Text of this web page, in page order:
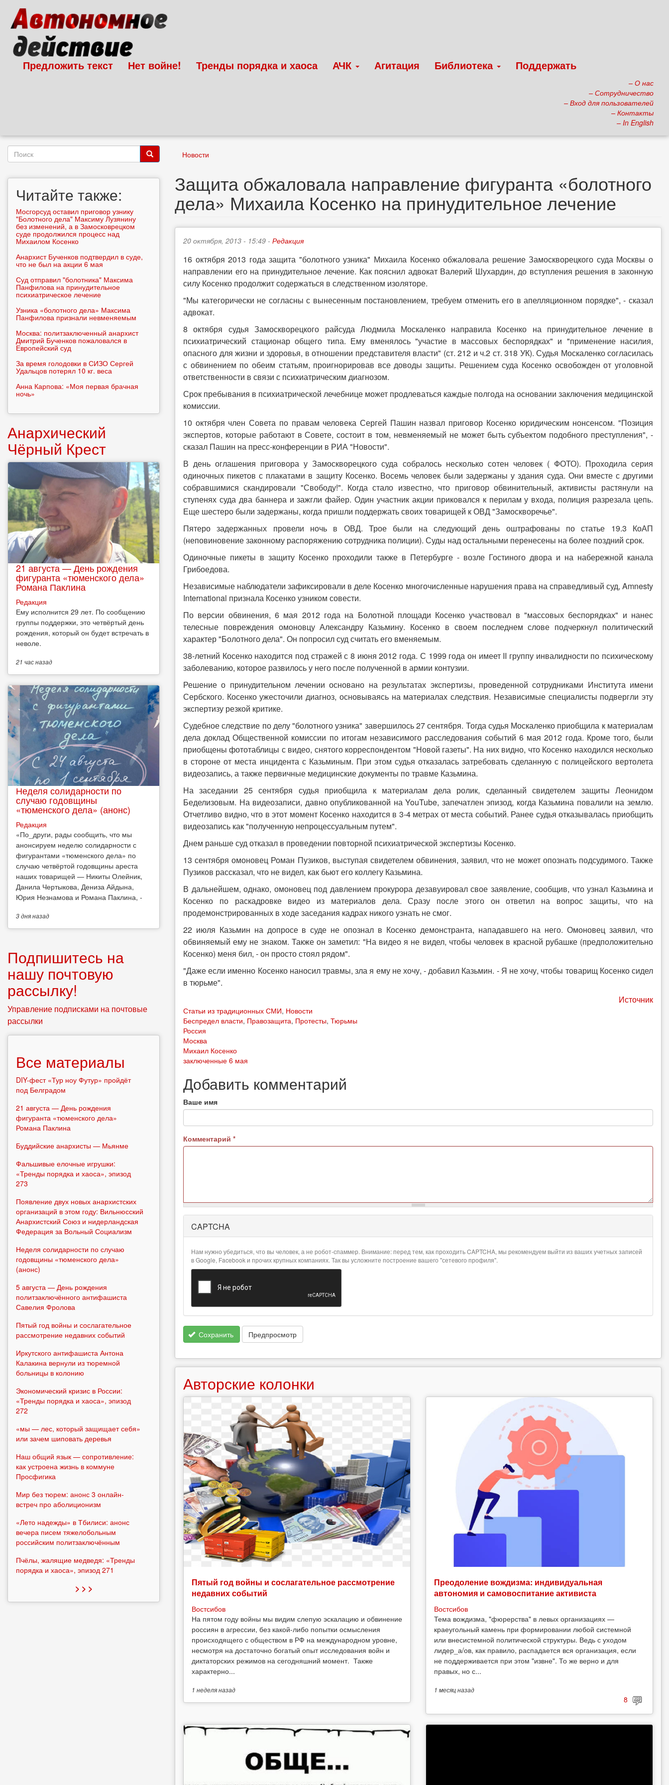
основному
содержанию
Предложить текст Нет войне! Тренды порядка и хаоса АЧК Агитация Библиотека Поддержать
– О нас
– Сотрудничество
– Вход для пользователей
– Контакты
– In English
Новости
Защита обжаловала направление фигуранта «болотного
дела» Михаила Косенко на принудительное лечение
20 октября, 2013 - 15:49 - Редакция
16 октября 2013 года защита "болотного узника" Михаила Косенко обжаловала решение Замоскворецкого суда Москвы о
направлении его на принудительное лечение. Как пояснил адвокат Валерий Шухардин, до вступления решения в законную
силу Косенко продолжит содержаться в следственном изоляторе.
"Мы категорически не согласны с вынесенным постановлением, требуем отменить его в апелляционном порядке", - сказал
адвокат.
8 октября судья Замоскворецкого райсуда Людмила Москаленко направила Косенко на принудительное лечение в
психиатрический стационар общего типа. Ему вменялось "участие в массовых беспорядках" и "применение насилия,
опасного для жизни и здоровья, в отношении представителя власти" (ст. 212 и ч.2 ст. 318 УК). Судья Москаленко согласилась
с обвинением по обеим статьям, проигнорировав все доводы защиты. Решением суда Косенко освобожден от уголовной
ответственности в связи с психиатрическим диагнозом.
Срок пребывания в психиатрической лечебнице может продлеваться каждые полгода на основании заключения медицинской
комиссии.
10 октября член Совета по правам человека Сергей Пашин назвал приговор Косенко юридическим нонсенсом. "Позиция
экспертов, которые работают в Совете, состоит в том, невменяемый не может быть субъектом подобного преступления", -
сказал Пашин на пресс-конференции в РИА "Новости".
В день оглашения приговора у Замоскворецкого суда собралось несколько сотен человек ( ФОТО). Проходила серия
одиночных пикетов с плакатами в защиту Косенко. Восемь человек были задержаны у здания суда. Они вместе с другими
собравшимися скандировали "Свободу!". Когда стало известно, что приговор обвинительный, активисты растянули на
ступенях суда два баннера и зажгли файер. Один участник акции приковался к перилам у входа, полиция разрезала цепь.
Еще шестеро были задержаны, когда пришли поддержать своих товарищей к ОВД "Замоскворечье".
Пятеро задержанных провели ночь в ОВД. Трое были на следующий день оштрафованы по статье 19.3 КоАП
(неповиновение законному распоряжению сотрудника полиции). Суды над остальными перенесены на более поздний срок.
Одиночные пикеты в защиту Косенко проходили также в Петербурге - возле Гостиного двора и на набережной канала
Грибоедова.
Независимые наблюдатели зафиксировали в деле Косенко многочисленные нарушения права на справедливый суд, Amnesty
International признала Косенко узником совести.
По версии обвинения, 6 мая 2012 года на Болотной площади Косенко участвовал в "массовых беспорядках" и нанес
телесные повреждения омоновцу Александру Казьмину. Косенко в своем последнем слове подчеркнул политический
характер "Болотного дела". Он попросил суд считать его вменяемым.
38-летний Косенко находится под стражей с 8 июня 2012 года. С 1999 года он имеет II группу инвалидности по психическому
заболеванию, которое развилось у него после полученной в армии контузии.
Решение о принудительном лечении основано на результатах экспертизы, проведенной сотрудниками Института имени
Сербского. Косенко ужесточили диагноз, основываясь на материалах следствия. Независимые специалисты подвергли эту
экспертизу резкой критике.
Судебное следствие по делу "болотного узника" завершилось 27 сентября. Тогда судья Москаленко приобщила к материалам
дела доклад Общественной комиссии по итогам независимого расследования событий 6 мая 2012 года. Кроме того, были
приобщены фототаблицы с видео, снятого корреспондентом "Новой газеты". На них видно, что Косенко находился несколько
в стороне от места инцидента с Казьминым. При этом судья отказалась затребовать сделанную с полицейского вертолета
видеозапись, а также первичные медицинские документы по травме Казьмина.
На заседании 25 сентября судья приобщила к материалам дела ролик, сделанный свидетелем защиты Леонидом
Беделизовым. На видеозаписи, давно опубликованной на YouTube, запечатлен эпизод, когда Казьмина повалили на землю.
Отчетливо видно, что в этот момент Косенко находится в 3-4 метрах от места событий. Ранее судья отказывалась приобщить
видеозапись как "полученную непроцессуальным путем".
Днем раньше суд отказал в проведении повторной психиатрической экспертизы Косенко.
13 сентября омоновец Роман Пузиков, выступая свидетелем обвинения, заявил, что не может опознать подсудимого. Также
Пузиков рассказал, что не видел, как бьют его коллегу Казьмина.
В дальнейшем, однако, омоновец под давлением прокурора дезавуировал свое заявление, сообщив, что узнал Казьмина и
Косенко по раскадровке видео из материалов дела. Сразу после этого он ответил на вопрос защиты, что на
продемонстрированных в ходе заседания кадрах никого узнать не смог.
22 июля Казьмин на допросе в суде не опознал в Косенко демонстранта, нападавшего на него. Омоновец заявил, что
обвиняемый ему не знаком. Также он заметил: "На видео я не видел, чтобы человек в красной рубашке (предположительно
Косенко) меня бил, - он просто стоял рядом".
"Даже если именно Косенко наносил травмы, зла я ему не хочу, - добавил Казьмин. - Я не хочу, чтобы товарищ Косенко сидел
в тюрьме".
Источник
Статьи из традиционных СМИ, Новости
Беспредел власти, Правозащита, Протесты, Тюрьмы
Россия
Москва
Михаил Косенко
заключенные 6 мая
Добавить комментарий
Ваше имя
Комментарий *
информация
CAPTCHA
Нам нужно убедиться, что вы человек, а не робот-спаммер. Внимание: перед тем, как проходить CAPTCHA, мы рекомендуем выйти из ваших учетных записей
в Google, Facebook и прочих крупных компаниях. Так вы усложните построение вашего "сетевого профиля".
Сохранить Предпросмотр
Авторские колонки
Пятый год войны и сослагательное рассмотрение
недавних событий
Востсибов
На пятом году войны мы видим слепую эскалацию и обвинение
россиян в агрессии, без какой-либо попытки осмысления
происходящего с обществом в РФ на международном уровне,
несмотря на достаточно богатый опыт исследования войн и
диктаторских режимов на сегодняшний момент. Также
характерно...
1 неделяназад
Преодоление вождизма: индивидуальная
автономия и самовоспитание активиста
Востсибов
Тема вождизма, "фюрерства" в левых организациях —
краеугольный камень при формировании любой системной
или внесистемной политической структуры. Ведь с уходом
лидер_а/ов, как правило, распадается вся организация, если
не поддерживается при этом "извне". То же верно и для
правых, но с...
1 месяцназад
8
Форма
Читайте также:
Мосгорсуд оставил приговор узнику
"Болотного дела" Максиму Лузянину
без изменений, а в Замосковрецком
суде продолжился процесс над
Михаилом Косенко
Анархист Бученков подтвердил в суде,
что не был на акции 6 мая
Суд отправил "болотника" Максима
Панфилова на принудительное
психиатрическое лечение
Узника «болотного дела» Максима
Панфилова признали невменяемым
Москва: политзаключенный анархист
Дмитрий Бученков пожаловался в
Европейский суд
За время голодовки в СИЗО Сергей
Удальцов потерял 10 кг. веса
Анна Карпова: «Моя первая брачная
ночь»
Анархический
Чёрный Крест
21 августа — День рождения
фигуранта «тюменского дела»
Романа Паклина
Редакция
Ему исполнится 29 лет. По сообщению
группы поддержки, это четвёртый день
рождения, который он будет встречать в
неволе.
21 часназад
Неделя солидарности по
случаю годовщины
«тюменского дела» (анонс)
Редакция
​«По_други, рады сообщить, что мы
анонсируем неделю солидарности с
фигурантами «тюменского дела» по
случаю четвёртой годовщины ареста
наших товарищей — Никиты Олейник,
Данила Чертыкова, Дениза Айдына,
Юрия Незнамова и Романа Паклина, -
3 дняназад
Подпишитесь на
нашу почтовую
рассылку!
Управление подписками на почтовые
рассылки
Все материалы
DIY-фест «Тур ноу Футур» пройдёт
под Белградом
21 августа — День рождения
фигуранта «тюменского дела»
Романа Паклина
Буддийские анархисты — Мьянме
Фальшивые елочные игрушки:
«Тренды порядка и хаоса», эпизод
273
Появление двух новых анархистских
организаций в этом году: Вильнюсский
Анархистский Союз и нидерландская
Федерация за Вольный Социализм
Неделя солидарности по случаю
годовщины «тюменского дела»
(анонс)
5 августа — День рождения
политзаключённого антифашиста
Савелия Фролова
Пятый год войны и сослагательное
рассмотрение недавних событий
Иркутского антифашиста Антона
Калакина вернули из тюремной
больницы в колонию
Экономический кризис в России:
«Тренды порядка и хаоса», эпизод
272
«мы — лес, который защищает себя»
или зачем шиповать деревья
Наш общий язык — сопротивление:
как устроена жизнь в коммуне
Просфигика
Мир без тюрем: анонс 3 онлайн-
встреч про аболиционизм
«Лето надежды» в Тбилиси: анонс
вечера писем тяжелобольным
российским политзаключённым
Пчёлы, жалящие медведя: «Тренды
порядка и хаоса», эпизод 271
> > >